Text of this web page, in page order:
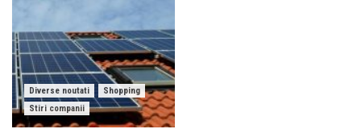
Diverse noutati
Shopping
Stiri companii